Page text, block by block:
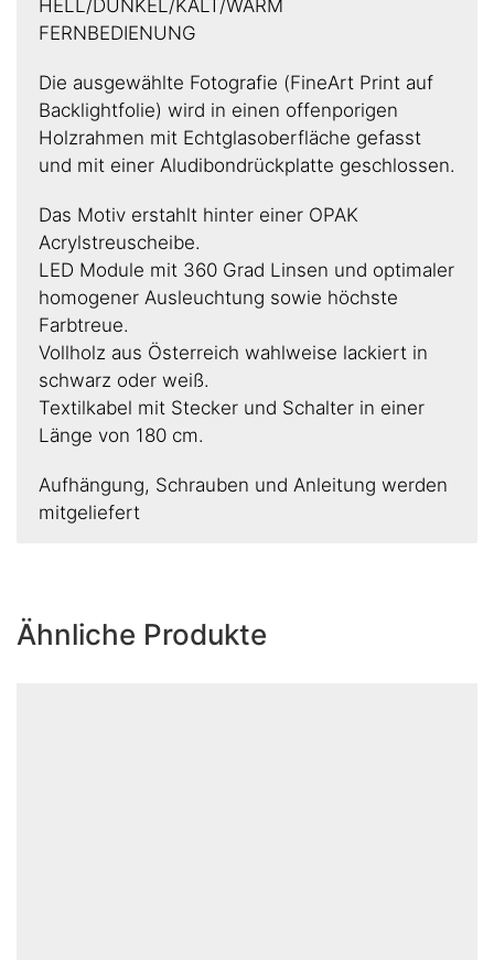
HELL/DUNKEL/KALT/WARM
FERNBEDIENUNG
Die ausgewählte Fotografie (FineArt Print auf
Backlightfolie) wird in einen offenporigen
Holzrahmen mit Echtglasoberfläche gefasst
und mit einer Aludibondrückplatte geschlossen.
Das Motiv erstahlt hinter einer OPAK
Acrylstreuscheibe.
LED Module mit 360 Grad Linsen und optimaler
homogener Ausleuchtung sowie höchste
Farbtreue.
Vollholz aus Österreich wahlweise lackiert in
schwarz oder weiß.​
Textilkabel mit Stecker und Schalter in einer
Länge von 180 cm.
Aufhängung, Schrauben und Anleitung werden
mitgeliefert
Ähnliche Produkte